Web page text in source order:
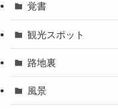
覚書
観光スポット
路地裏
風景